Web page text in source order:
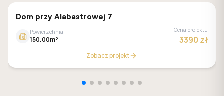
GALERIA DOMÓW
Dom przy Alabastrowej 7
Powierzchnia
150.00m²
Cena projektu
3390 zł
Zobacz projekt